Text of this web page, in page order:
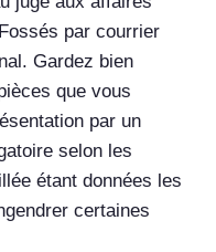
par courrier
Gardez bien
que vous
par un
selon les
étant données les
certaines